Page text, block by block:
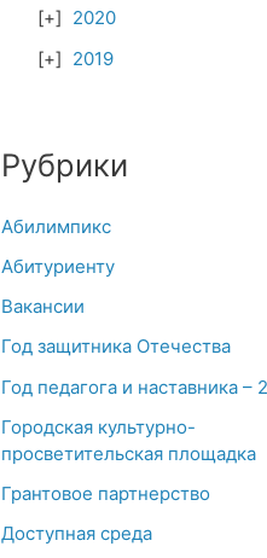
2020
2019
Рубрики
Абилимпикс
Абитуриенту
Вакансии
Год защитника Отечества
Год педагога и наставника –
Городская культурно-
просветительская площадка
Грантовое партнерство
Доступная среда